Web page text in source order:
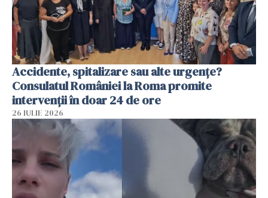
Accidente, spitalizare sau alte urgențe?
Consulatul României la Roma promite
intervenții în doar 24 de ore
26 IULIE 2026